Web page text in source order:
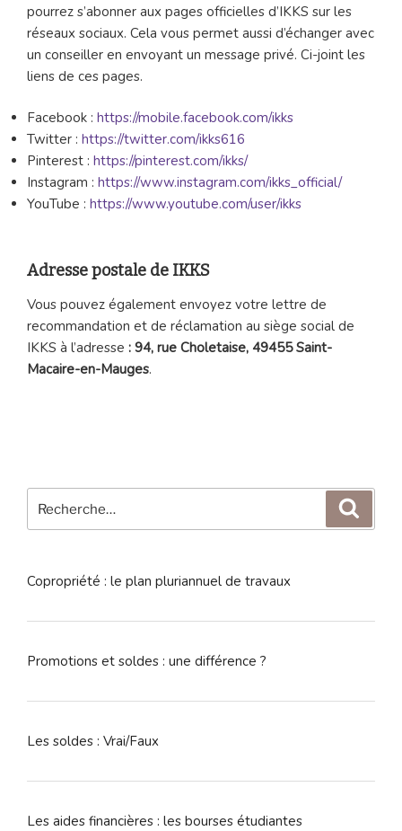
pourrez s’abonner aux pages officielles d’IKKS sur les
réseaux sociaux. Cela vous permet aussi d’échanger avec
un conseiller en envoyant un message privé. Ci-joint les
liens de ces pages.
Facebook : https://mobile.facebook.com/ikks
Twitter : https://twitter.com/ikks616
Pinterest : https://pinterest.com/ikks/
Instagram : https://www.instagram.com/ikks_official/
YouTube : https://www.youtube.com/user/ikks
Adresse postale de IKKS
Vous pouvez également envoyez votre lettre de
recommandation et de réclamation au siège social de
IKKS à l’adresse : 94, rue Choletaise, 49455 Saint-
Macaire-en-Mauges.
pour
Copropriété : le plan pluriannuel de travaux
Promotions et soldes : une différence ?
Les soldes : Vrai/Faux
Les aides financières : les bourses étudiantes